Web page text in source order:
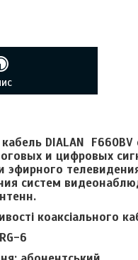
DIALAN
и цифровых
эфирного
систем
коаксіального
6